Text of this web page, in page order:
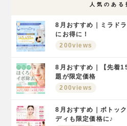
人気のある
8月おすすめ｜ミラド
にお得に！
200views
8月おすすめ｜【先着
題が限定価格
200views
8月おすすめ｜ボトッ
ディも限定価格に♪